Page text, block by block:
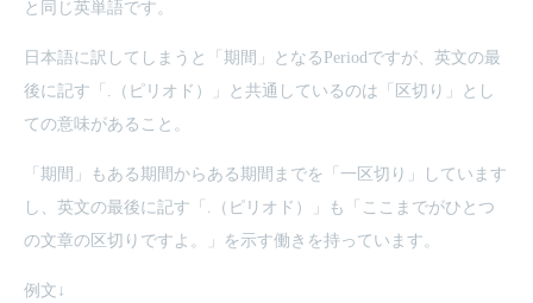
と同じ英単語です。
日本語に訳してしまうと「期間」となるPeriodですが、英文の最
後に記す「.（ピリオド）」と共通しているのは「区切り」とし
ての意味があること。
「期間」もある期間からある期間までを「一区切り」しています
し、英文の最後に記す「.（ピリオド）」も「ここまでがひとつ
の文章の区切りですよ。」を示す働きを持っています。
例文↓